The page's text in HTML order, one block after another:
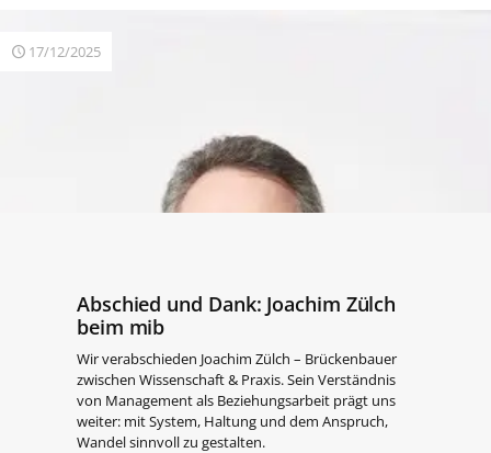
Abschied und Dank: Joachim Zülch
beim mib
Wir verabschieden Joachim Zülch – Brückenbauer
zwischen Wissenschaft & Praxis. Sein Verständnis
von Management als Beziehungsarbeit prägt uns
weiter: mit System, Haltung und dem Anspruch,
Wandel sinnvoll zu gestalten.
17/12/2025